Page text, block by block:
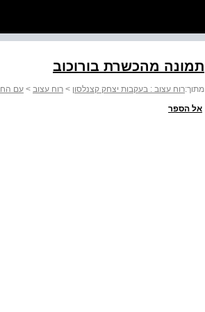
תמונה מהכשרת בורוכוב
מתוך:רוח עצוב : בעקבות יצחק קצנלסון > רוח עצוב > עם
אל הספר